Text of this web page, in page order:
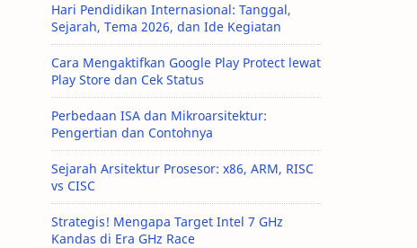
Hari Pendidikan Internasional: Tanggal,
Sejarah, Tema 2026, dan Ide Kegiatan
Cara Mengaktifkan Google Play Protect lewat
Play Store dan Cek Status
Perbedaan ISA dan Mikroarsitektur:
Pengertian dan Contohnya
Sejarah Arsitektur Prosesor: x86, ARM, RISC
vs CISC
Strategis! Mengapa Target Intel 7 GHz
Kandas di Era GHz Race